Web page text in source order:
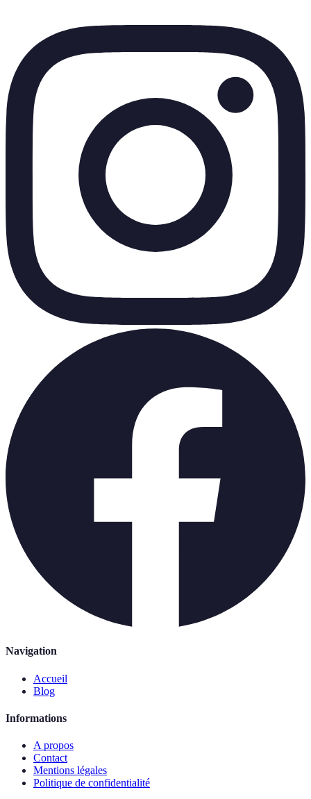
Navigation
Accueil
Blog
Informations
A propos
Contact
Mentions légales
Politique de confidentialité